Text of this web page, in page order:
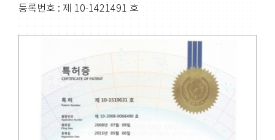
등록번호 : 제 10-1421491 호